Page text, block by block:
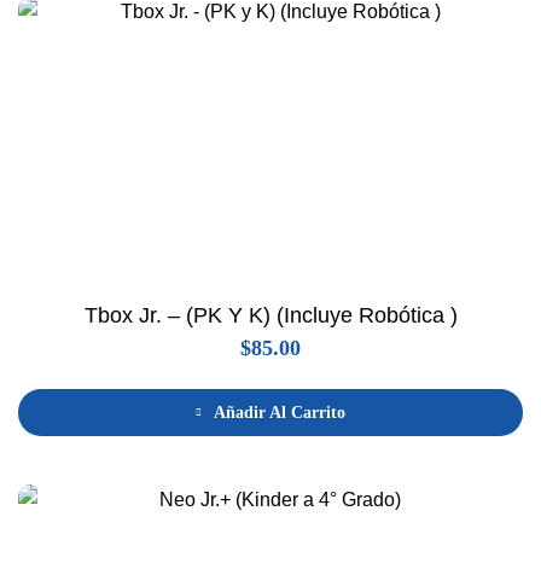
Tbox Jr. – (PK Y K) (Incluye Robótica )
$85.00
Añadir Al Carrito